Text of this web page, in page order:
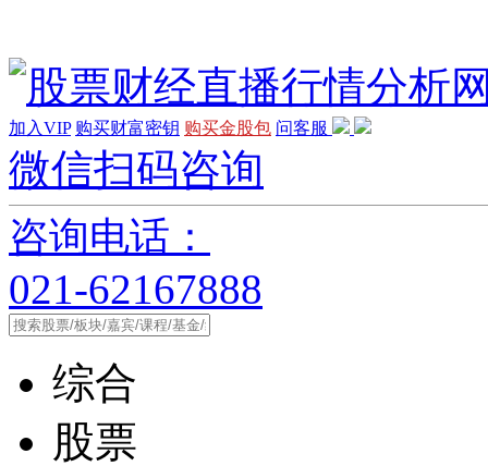
加入VIP 购买财富密钥 购买金股包 问客服
微信扫码咨询
咨询电话：
021-62167888
综合
股票